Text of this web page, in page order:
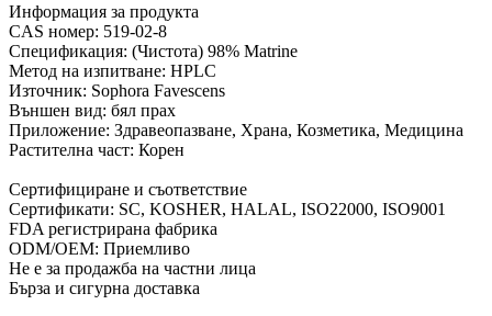
Информация за продукта
CAS номер: 519-02-8
Спецификация: (Чистота) 98% Matrine
Метод на изпитване: HPLC
Източник: Sophora Favescens
Външен вид: бял прах
Приложение: Здравеопазване, Храна, Козметика, Медицина
Растителна част: Корен
Сертифициране и съответствие
Сертификати: SC, KOSHER, HALAL, ISO22000, ISO9001
FDA регистрирана фабрика
ODM/OEM: Приемливо
Не е за продажба на частни лица
Бърза и сигурна доставка